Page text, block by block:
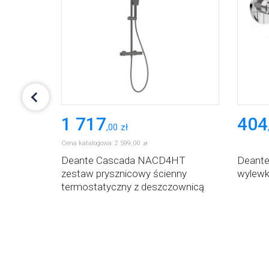
1 717,00 zł
Cena katalogowa: 2 599,00 zł
Deante Cascada NACD4HT
zestaw prysznicowy ścienny
termostatyczny z deszczownicą
404,